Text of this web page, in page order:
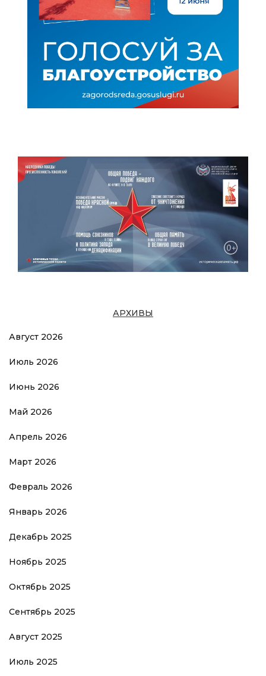
АРХИВЫ
Август 2026
Июль 2026
Июнь 2026
Май 2026
Апрель 2026
Март 2026
Февраль 2026
Январь 2026
Декабрь 2025
Ноябрь 2025
Октябрь 2025
Сентябрь 2025
Август 2025
Июль 2025